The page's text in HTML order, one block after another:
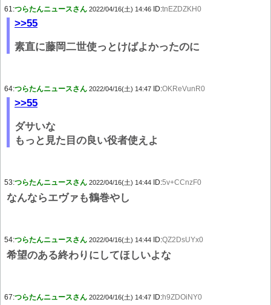
61:つらたんニュースさん 2022/04/16(土) 14:46 ID:tnEZDZKH0
>>55
素直に藤岡二世使っとけばよかったのに
64:つらたんニュースさん 2022/04/16(土) 14:47 ID:OKReVunR0
>>55
ダサいな
もっと見た目の良い役者使えよ
53:つらたんニュースさん 2022/04/16(土) 14:44 ID:5v+CCnzF0
なんならエヴァも鶴巻やし
54:つらたんニュースさん 2022/04/16(土) 14:44 ID:QZ2DsUYx0
希望のある終わりにしてほしいよな
67:つらたんニュースさん 2022/04/16(土) 14:47 ID:h9ZDOiNY0